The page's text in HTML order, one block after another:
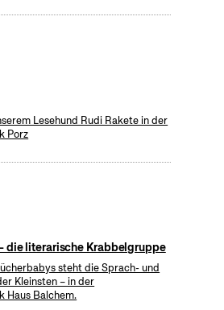
Lesehund Rudi Rakete in der
Porz
die literarische Krabbelgruppe
steht die Sprach- und
Kleinsten – in der
Haus Balchem.